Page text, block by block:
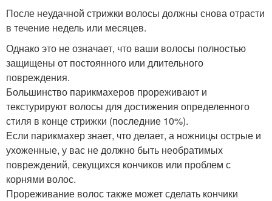
После неудачной стрижки волосы должны снова отрасти
в течение недель или месяцев.
Однако это не означает, что ваши волосы полностью
защищены от постоянного или длительного
повреждения.
Большинство парикмахеров прореживают и
текстурируют волосы для достижения определенного
стиля в конце стрижки (последние 10%).
Если парикмахер знает, что делает, а ножницы острые и
ухоженные, у вас не должно быть необратимых
повреждений, секущихся кончиков или проблем с
корнями волос.
Прореживание волос также может сделать кончики